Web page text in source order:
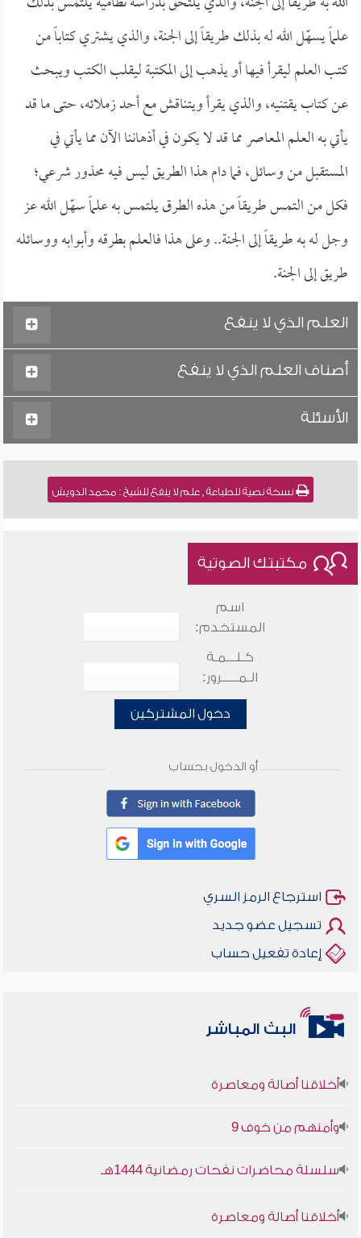
علماً يسهّل الله له بذلك طريقاً إلى الجنة، والذي يشتري كتاباً من
كتب العلم ليقرأ فيها أو يذهب إلى المكتبة ليقلب الكتب ويبحث
عن كتاب يقتنيه، والذي يقرأ ويتناقش مع أحد زملائه، حتى ما قد
يأتي به العلم المعاصر مما قد لا يكون في أذهاننا الآن مما يأتي في
المستقبل من وسائل، فما دام هذا الطريق ليس فيه محذور شرعي؛
فكل من التمس طريقاً من هذه الطرق يلتمس به علماً سهّل الله عز
وجل له به طريقاً إلى الجنة.. وعلى هذا فالعلم بطرقه وأبوابه ووسائله
طريق إلى الجنة.
العلم الذي لا ينفع
أصناف العلم الذي لا ينفع
الأسئلة
نسخة نصية للطباعة , علم لا ينفع للشيخ : محمد الدويش
مكتبتك الصوتية
اسم
المستخدم:
كـلـــمـة
الـمـــــرور:
دخول المشتركين
أو الدخول بحساب
استرجاع الرمز السري
تسجيل عضو جديد
إعادة تفعيل حساب
البث المباشر
أخلاقنا أصالة ومعاصرة
وأمنهم من خوف 9
سلسلة محاضرات نفحات رمضانية 1444هـ
أخلاقنا أصالة ومعاصرة